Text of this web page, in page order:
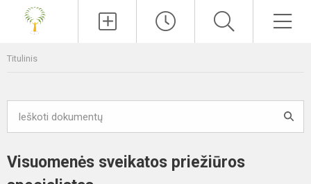
Titulinis
Visuomenės sveikatos priežiūros